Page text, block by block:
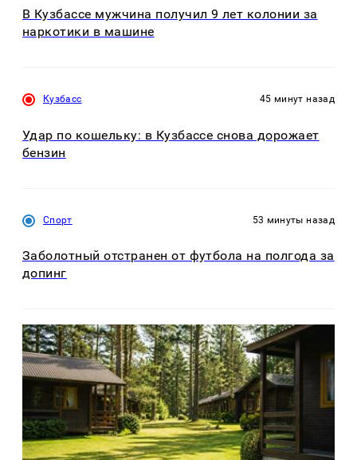
В Кузбассе мужчина получил 9 лет колонии за
наркотики в машине
Кузбасс 45 минут назад
Удар по кошельку: в Кузбассе снова дорожает
бензин
Спорт 53 минуты назад
Заболотный отстранен от футбола на полгода за
допинг